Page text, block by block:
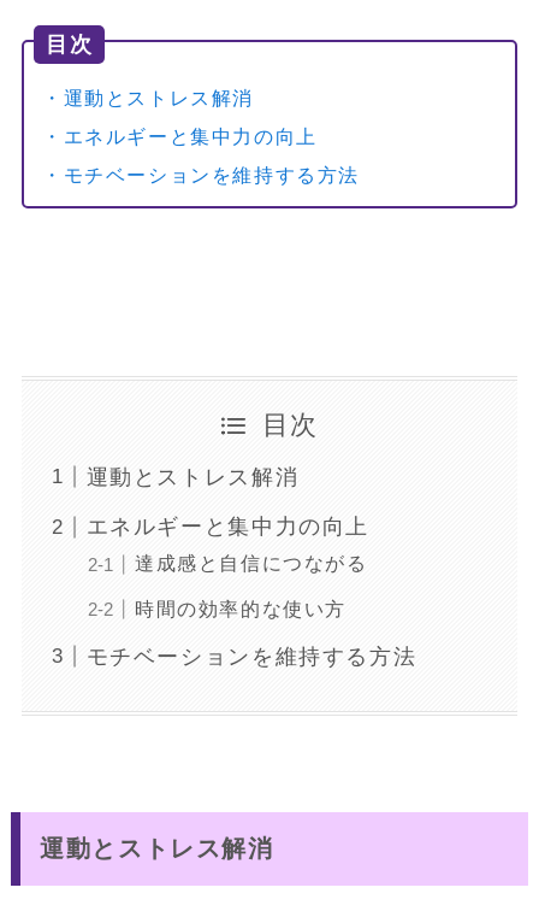
目次
・運動とストレス解消
・エネルギーと集中力の向上
・モチベーションを維持する方法
目次
運動とストレス解消
エネルギーと集中力の向上
達成感と自信につながる
時間の効率的な使い方
モチベーションを維持する方法
運動とストレス解消